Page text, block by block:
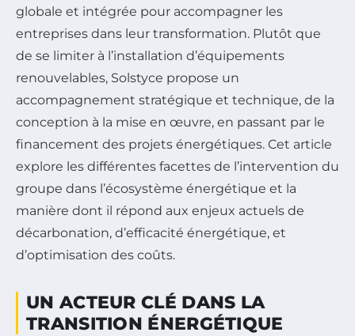
globale et intégrée pour accompagner les
entreprises dans leur transformation. Plutôt que
de se limiter à l’installation d’équipements
renouvelables, Solstyce propose un
accompagnement stratégique et technique, de la
conception à la mise en œuvre, en passant par le
financement des projets énergétiques. Cet article
explore les différentes facettes de l’intervention du
groupe dans l’écosystème énergétique et la
manière dont il répond aux enjeux actuels de
décarbonation, d’efficacité énergétique, et
d’optimisation des coûts.
UN ACTEUR CLÉ DANS LA
TRANSITION ÉNERGÉTIQUE